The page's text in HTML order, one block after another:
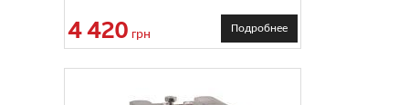
4 420 грн Подробнее